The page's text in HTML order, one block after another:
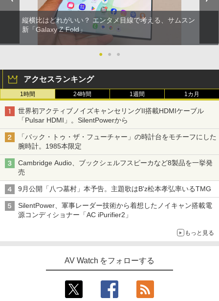
縦横比はどれがいい？ エンタメ目線で考える、サムスン
新「Galaxy Z Fold」
● ● ●
アクセスランキング
1時間 24時間 1週間 1カ月
世界初アクティブノイズキャンセリングII搭載HDMIケーブル
「Pulsar HDMI」。SilentPowerから
「バック・トゥ・ザ・フューチャー」の時計台をモチーフにした
腕時計。1985本限定
Cambridge Audio、ブックシェルフスピーカなど8製品を一挙発
売
9月公開「八つ墓村」本予告。主題歌はB'z松本孝弘率いるTMG
SilentPower、軍事レーダー技術から着想したノイキャン搭載電
源コンディショナー「AC iPurifier2」
もっと見る
AV Watch をフォローする